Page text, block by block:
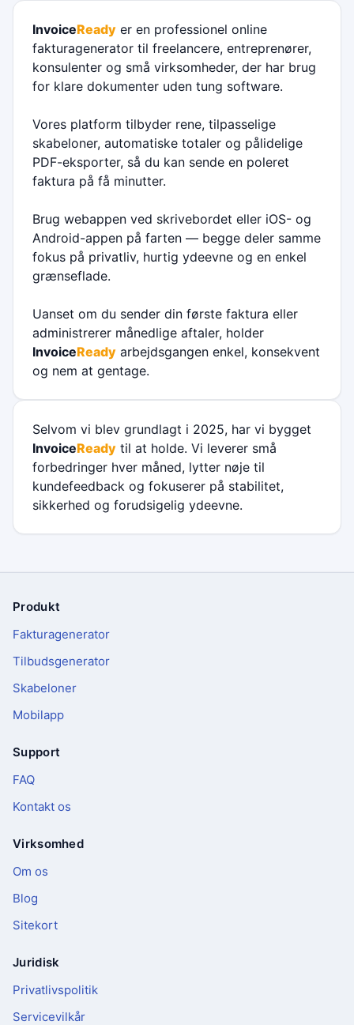
InvoiceReady er en professionel online
fakturagenerator til freelancere, entreprenører,
konsulenter og små virksomheder, der har brug
for klare dokumenter uden tung software.
Vores platform tilbyder rene, tilpasselige
skabeloner, automatiske totaler og pålidelige
PDF-eksporter, så du kan sende en poleret
faktura på få minutter.
Brug webappen ved skrivebordet eller iOS- og
Android-appen på farten — begge deler samme
fokus på privatliv, hurtig ydeevne og en enkel
grænseflade.
Uanset om du sender din første faktura eller
administrerer månedlige aftaler, holder
InvoiceReady arbejdsgangen enkel, konsekvent
og nem at gentage.
Selvom vi blev grundlagt i 2025, har vi bygget
InvoiceReady til at holde. Vi leverer små
forbedringer hver måned, lytter nøje til
kundefeedback og fokuserer på stabilitet,
sikkerhed og forudsigelig ydeevne.
Sidefod
Produkt
Fakturagenerator
Tilbudsgenerator
Skabeloner
Mobilapp
Support
FAQ
Kontakt os
Virksomhed
Om os
Blog
Sitekort
Juridisk
Privatlivspolitik
Servicevilkår